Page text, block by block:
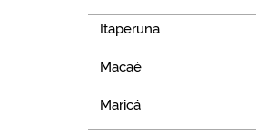
Itaperuna
Macaé
Maricá